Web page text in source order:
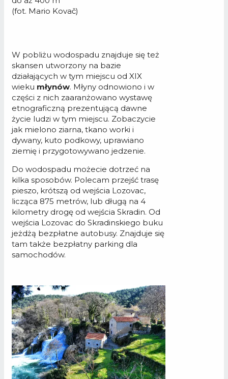
(fot. Mario Kovač)
W pobliżu wodospadu znajduje się też
skansen utworzony na bazie
działających w tym miejscu od XIX
wieku młynów. Młyny odnowiono i w
części z nich zaaranżowano wystawę
etnograficzną prezentującą dawne
życie ludzi w tym miejscu. Zobaczycie
jak mielono ziarna, tkano worki i
dywany, kuto podkowy, uprawiano
ziemię i przygotowywano jedzenie.
Do wodospadu możecie dotrzeć na
kilka sposobów. Polecam przejść trasę
pieszo, krótszą od wejścia Lozovac,
licząca 875 metrów, lub długą na 4
kilometry drogę od wejścia Skradin. Od
wejścia Lozovac do Skradinskiego buku
jeżdżą bezpłatne autobusy. Znajduje się
tam także bezpłatny parking dla
samochodów.